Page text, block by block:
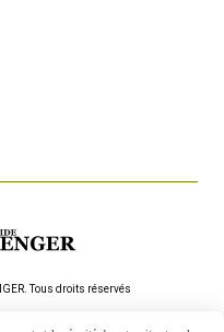
Τous droits réservés